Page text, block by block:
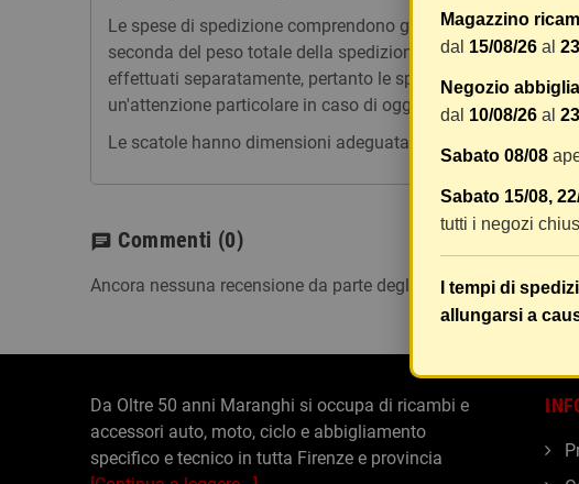
Le spese di spedizione comprendono gli oneri di gestione
seconda del peso totale della spedizione. Vi consigliamo
effettuati separatamente, pertanto le spese di spedizione
un'attenzione particolare in caso di oggetti fragili.
Le scatole hanno dimensioni adeguatamente ampie e i
chat Commenti (0)
Ancora nessuna recensione da parte degli utenti.
Magazzino
dal 15/08/26 al
Negozio
dal 10/08/26 al
Sabato 08/08
Sabato 15/08,
tutti i negozi
I tempi di
allungarsi a
Da Oltre 50 anni Maranghi si occupa di ricambi e
accessori auto, moto, ciclo e abbigliamento
specifico e tecnico in tutta Firenze e provincia